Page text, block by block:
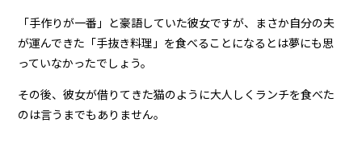
「手作りが一番」と豪語していた彼女ですが、まさか自分の夫
が運んできた「手抜き料理」を食べることになるとは夢にも思
っていなかったでしょう。
その後、彼女が借りてきた猫のように大人しくランチを食べた
のは言うまでもありません。